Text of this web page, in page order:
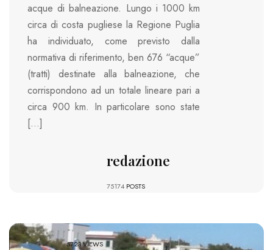
acque di balneazione. Lungo i 1000 km
circa di costa pugliese la Regione Puglia
ha individuato, come previsto dalla
normativa di riferimento, ben 676 “acque”
(tratti) destinate alla balneazione, che
corrispondono ad un totale lineare pari a
circa 900 km. In particolare sono state
[…]
redazione
75174 POSTS
5723 VIEWS